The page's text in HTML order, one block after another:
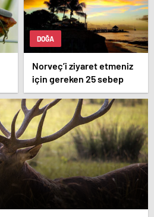
DOĞA
Norveç’i ziyaret etmeniz
için gereken 25 sebep